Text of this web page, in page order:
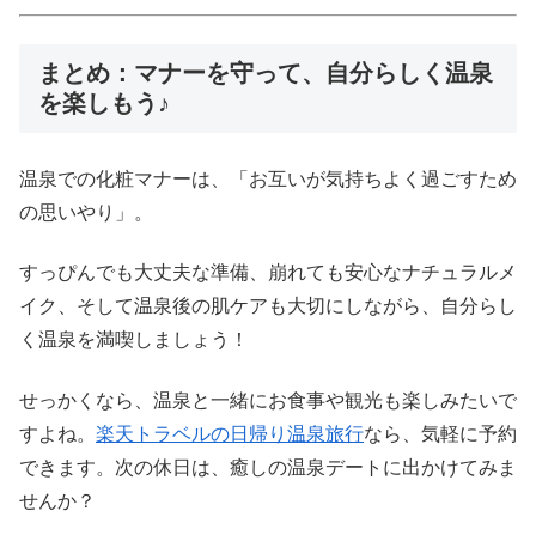
まとめ：マナーを守って、自分らしく温泉
を楽しもう♪
温泉での化粧マナーは、「お互いが気持ちよく過ごすため
の思いやり」。
すっぴんでも大丈夫な準備、崩れても安心なナチュラルメ
イク、そして温泉後の肌ケアも大切にしながら、自分らし
く温泉を満喫しましょう！
せっかくなら、温泉と一緒にお食事や観光も楽しみたいで
すよね。 楽天トラベルの日帰り温泉旅行なら、気軽に予約
できます。次の休日は、癒しの温泉デートに出かけてみま
せんか？